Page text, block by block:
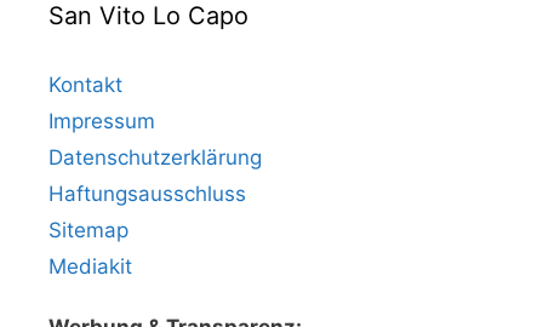
San Vito Lo Capo
Kontakt
Impressum
Datenschutzerklärung
Haftungsausschluss
Sitemap
Mediakit